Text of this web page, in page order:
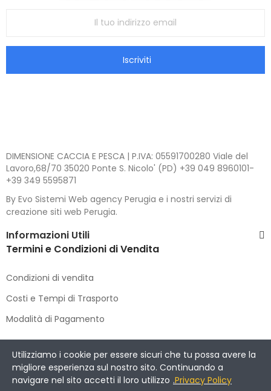
Iscriviti
DIMENSIONE CACCIA E PESCA | P.IVA: 05591700280 Viale del
Lavoro,68/70 35020 Ponte S. Nicolo' (PD) +39 049 8960101-
+39 349 5595871
By Evo Sistemi Web agency Perugia e i nostri servizi di
creazione siti web Perugia.
Informazioni Utili
Termini e Condizioni di Vendita
Condizioni di vendita
Costi e Tempi di Trasporto
Modalità di Pagamento
Copyright © 2021 DIMENSIONE CACCIA E PESCA. All Rights
Reserved.
Utilizziamo i cookie per essere sicuri che tu possa avere la
migliore esperienza sul nostro sito. Continuando a
navigare nel sito accetti il loro utilizzo .Privacy Policy